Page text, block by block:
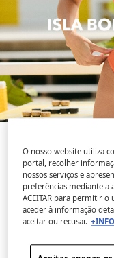
Descobre uma
vitamina,
vibrantes
de
transmitem
O nosso website utiliza
portal, recolher
nossos serviços e
preferências mediante a
ACEITAR para permitir
aceder à informação
aceitar ou recusar. +INFO